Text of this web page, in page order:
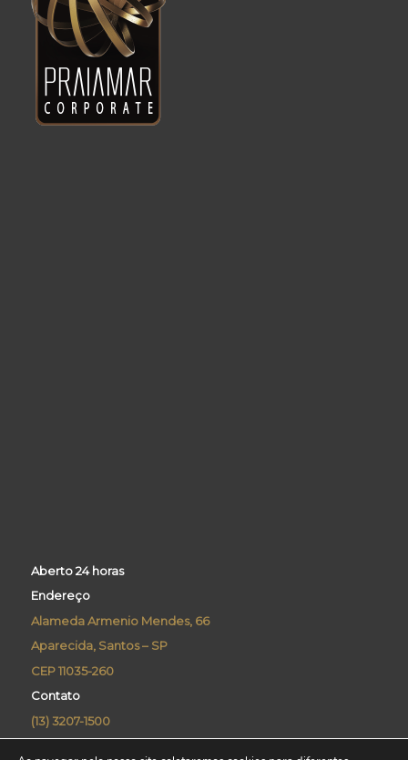
Aberto 24 horas
Endereço
Alameda Armenio Mendes, 66
Aparecida, Santos – SP
CEP 11035-260
Contato
(13) 3207-1500